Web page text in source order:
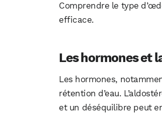
Comprendre le type
efficace.
Les hormones et
Les hormones,
rétention d’eau.
et un déséquilibre peut